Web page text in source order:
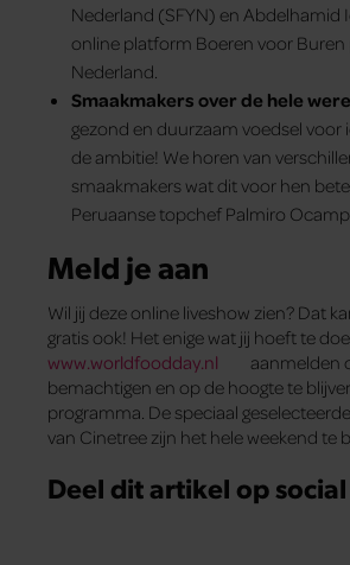
Nederland (SFYN) en Abdelhamid
online platform Boeren voor Buren
Nederland.
Smaakmakers over de hele
gezond en duurzaam voedsel voor
de ambitie! We horen van
smaakmakers wat dit voor hen
Peruaanse topchef Palmiro
Meld je aan
Wil jij deze online liveshow zien? Dat
gratis ook! Het enige wat jij hoeft te
www.worldfoodday.nl
aanmelden
bemachtigen en op de hoogte te
programma. De speciaal
van Cinetree zijn het hele weekend te
Deel dit artikel op